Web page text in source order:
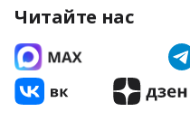
Читайте нас